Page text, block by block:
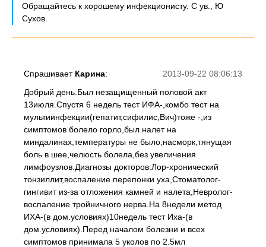
Обращайтесь к хорошему инфекционисту. С ув., Ю
Сухов.
2013-09-22 08:06:13
Спрашивает Карина:
Добрый день.Был незащищенный половой акт
13июля.Спустя 6 недель тест ИФА-,комбо тест на
мультиинфекции(гепатит,сифилис,Вич)тоже -,из
симптомов болело горло,был налет на
миндалинах,температуры не было,насморк,тянущая
боль в шее,челюсть болела,без увеличения
лимфоузлов.Диагнозы докторов:Лор-хронический
тонзиллит,воспаление перепонки уха,Стоматолог-
гингивит из-за отложения камней и налета,Невролог-
воспаление тройничного нерва.На 8недели метод
ИХА-(в дом.условиях)10недель тест Иха-(в
дом.условиях).Перед началом болезни и всех
симптомов принимала 5 уколов по 2.5мл